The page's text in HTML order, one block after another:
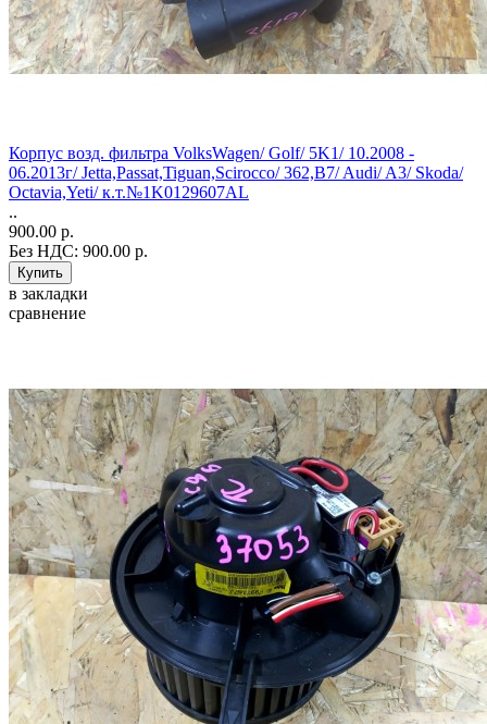
Корпус возд. фильтра VolksWagen/ Golf/ 5K1/ 10.2008 -
06.2013г/ Jetta,Passat,Tiguan,Scirocco/ 362,B7/ Audi/ A3/ Skoda/
Octavia,Yeti/ к.т.№1K0129607AL
..
900.00 р.
Без НДС: 900.00 р.
в закладки
сравнение